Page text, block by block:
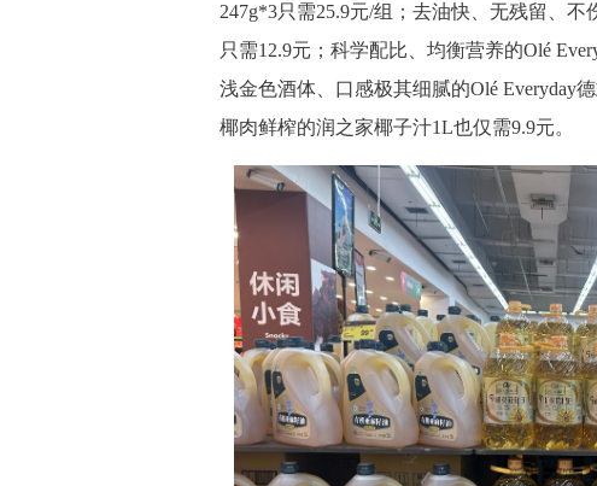
247g*3只需25.9元/组；去油快、无残留、
只需12.9元；科学配比、均衡营养的Olé
浅金色酒体、口感极其细腻的Olé Everyday
椰肉鲜榨的润之家椰子汁1L也仅需9.9元。